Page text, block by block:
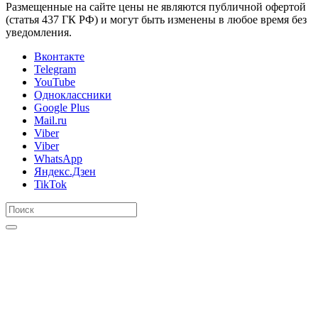
Размещенные на сайте цены не являются публичной офертой
(статья 437 ГК РФ) и могут быть изменены в любое время без
уведомления.
Вконтакте
Telegram
YouTube
Одноклассники
Google Plus
Mail.ru
Viber
Viber
WhatsApp
Яндекс.Дзен
TikTok